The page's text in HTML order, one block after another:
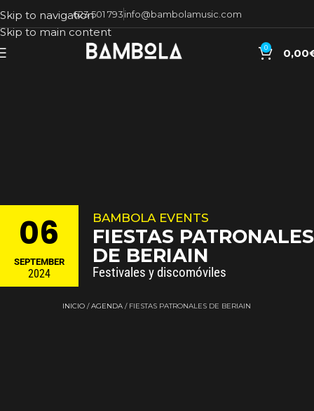
Skip to navigation
Skip to main content
623 501 793info@bambolamusic.com
0 0,00
06
SEPTEMBER
2024
BAMBOLA EVENTS
FIESTAS PATRONALES
DE BERIAIN
Festivales y discomóviles
INICIO AGENDA FIESTAS PATRONALES DE BERIAIN